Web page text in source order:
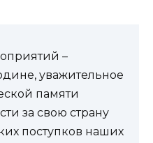
–
уважительное
памяти
за свою страну
поступков наших